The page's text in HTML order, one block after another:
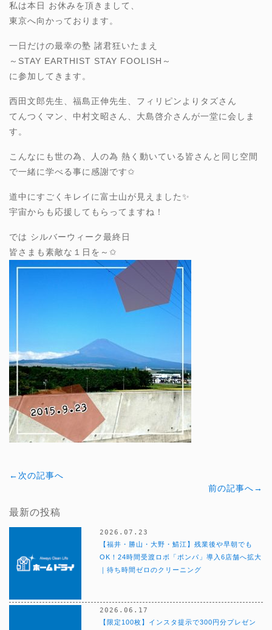
私は本日 お休みを頂きまして、
東京へ向かっております。
一日だけの最幸の塾 諸君狂いたまえ
～STAY EARTHIST STAY FOOLISH～
に参加してきます。
西田文郎先生、福島正伸先生、フィリピンよりタズさん
てんつくマン、中村文昭さん、大島啓介さんが一堂に会しま
す。
こんなにも世の為、人の為 熱く動いている皆さんと同じ空間
で一緒に学べる事に感謝です✩
道中にすごくキレイに富士山が見えました✨
宇宙からも応援してもらってますね！
では シルバーウィーク最終日
皆さまも素敵な１日を～✩
←次の記事へ
前の記事へ→
最新の投稿
2026.07.23
【福井・勝山・大野・鯖江】残業後や早朝でも
OK！24時間受渡ロボ「ポンパ」導入6店舗へ拡大
｜待ち時間ゼロのクリーニング
2026.06.17
【限定100枚】インスタ提示で300円分プレゼン